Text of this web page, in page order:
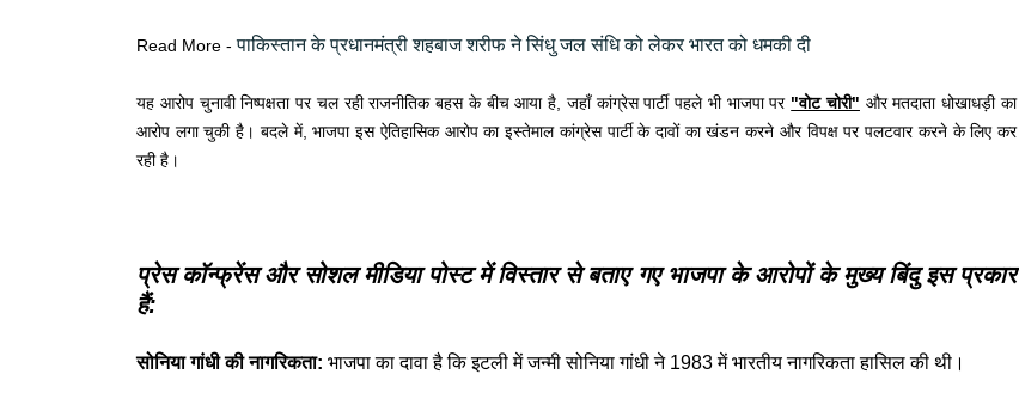
Read More -पाकिस्तान के प्रधानमंत्री शहबाज शरीफ ने सिंधु जल संधि को लेकर भारत को धमकी दी
यह आरोप चुनावी निष्पक्षता पर चल रही राजनीतिक बहस के बीच आया है, जहाँ कांग्रेस पार्टी पहले भी भाजपा पर "वोट चोरी" और मतदाता धोखाधड़ी का
आरोप लगा चुकी है। बदले में, भाजपा इस ऐतिहासिक आरोप का इस्तेमाल कांग्रेस पार्टी के दावों का खंडन करने और विपक्ष पर पलटवार करने के लिए कर
रही है।
प्रेस कॉन्फ्रेंस और सोशल मीडिया पोस्ट में विस्तार से बताए गए भाजपा के आरोपों के मुख्य बिंदु इस प्रकार
हैं:
सोनिया गांधी की नागरिकता: भाजपा का दावा है कि इटली में जन्मी सोनिया गांधी ने 1983 में भारतीय नागरिकता हासिल की थी।